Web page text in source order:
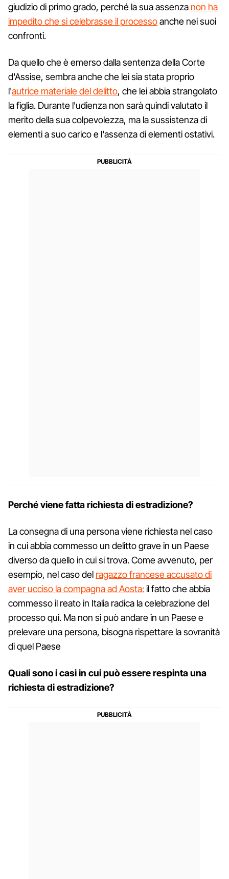
giudizio di primo grado, perché la sua assenza non ha
impedito che si celebrasse il processoanche nei suoi
confronti.
Da quello che è emerso dalla sentenza della Corte
d'Assise, sembra anche che lei sia stata proprio
l'autrice materiale del delitto, che lei abbia strangolato
la figlia. Durante l'udienza non sarà quindi valutato il
merito della sua colpevolezza, ma la sussistenza di
elementi a suo carico e l'assenza di elementi ostativi.
Perché viene fatta richiesta di estradizione?
La consegna di una persona viene richiesta nel caso
in cui abbia commesso un delitto grave in un Paese
diverso da quello in cui si trova. Come avvenuto, per
esempio, nel caso del ragazzo francese accusato di
aver ucciso la compagna ad Aosta:il fatto che abbia
commesso il reato in Italia radica la celebrazione del
processo qui. Ma non si può andare in un Paese e
prelevare una persona, bisogna rispettare la sovranità
di quel Paese
Quali sono i casi in cui può essere respinta una
richiesta di estradizione?